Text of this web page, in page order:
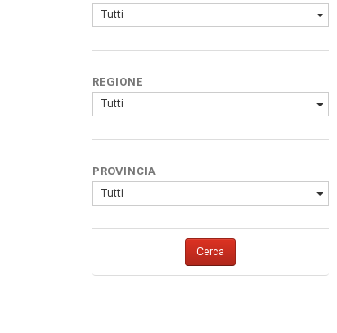
Tutti
REGIONE
Tutti
PROVINCIA
Tutti
Cerca